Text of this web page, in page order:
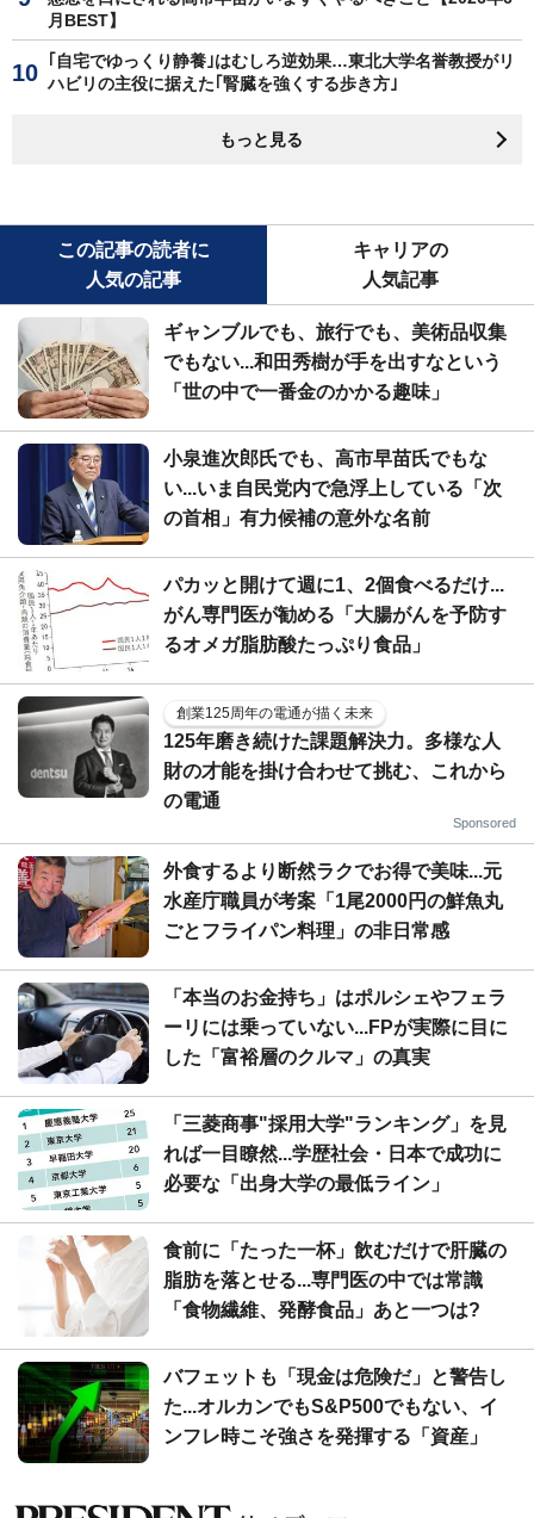
月BEST】
｢自宅でゆっくり静養｣はむしろ逆効果…東北大学名誉教授がリ
ハビリの主役に据えた｢腎臓を強くする歩き方｣
もっと見る
この記事の読者に
人気の記事
キャリアの
人気記事
ギャンブルでも、旅行でも、美術品収集
でもない...和田秀樹が手を出すなという
「世の中で一番金のかかる趣味」
小泉進次郎氏でも、高市早苗氏でもな
い...いま自民党内で急浮上している「次
の首相」有力候補の意外な名前
パカッと開けて週に1、2個食べるだけ...
がん専門医が勧める「大腸がんを予防す
るオメガ脂肪酸たっぷり食品」
創業125周年の電通が描く未来
125年磨き続けた課題解決力。多様な人
財の才能を掛け合わせて挑む、これから
の電通
Sponsored
外食するより断然ラクでお得で美味...元
水産庁職員が考案「1尾2000円の鮮魚丸
ごとフライパン料理」の非日常感
「本当のお金持ち」はポルシェやフェラ
ーリには乗っていない...FPが実際に目に
した「富裕層のクルマ」の真実
「三菱商事"採用大学"ランキング」を見
れば一目瞭然...学歴社会・日本で成功に
必要な「出身大学の最低ライン」
食前に「たった一杯」飲むだけで肝臓の
脂肪を落とせる...専門医の中では常識
「食物繊維、発酵食品」あと一つは?
バフェットも「現金は危険だ」と警告し
た...オルカンでもS&P500でもない、イ
ンフレ時こそ強さを発揮する「資産」